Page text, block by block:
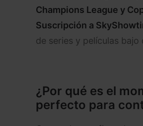
Champions League y
Suscripción a
de series y películas bajo
¿Por qué es el
perfecto para